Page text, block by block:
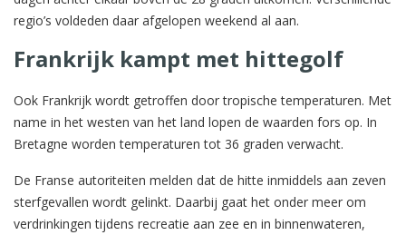
regio’s voldeden daar afgelopen weekend al aan.
Frankrijk kampt met hittegolf
Ook Frankrijk wordt getroffen door tropische temperaturen. Met
name in het westen van het land lopen de waarden fors op. In
Bretagne worden temperaturen tot 36 graden verwacht.
De Franse autoriteiten melden dat de hitte inmiddels aan zeven
sterfgevallen wordt gelinkt. Daarbij gaat het onder meer om
verdrinkingen tijdens recreatie aan zee en in binnenwateren,